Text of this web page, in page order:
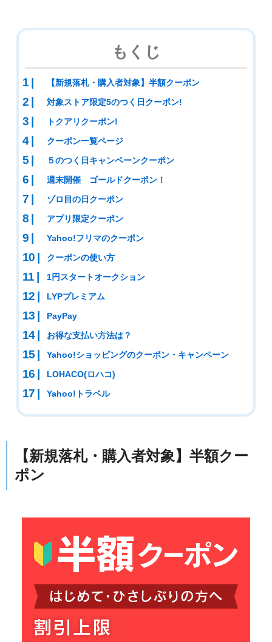
もくじ
【新規落札・購入者対象】半額クーポン
対象ストア限定5のつく日クーポン!
トクアリクーポン!
クーポン一覧ページ
５のつく日キャンペーンクーポン
週末開催 ゴールドクーポン！
ゾロ目の日クーポン
アプリ限定クーポン
Yahoo!フリマのクーポン
クーポンの使い方
1円スタートオークション
LYPプレミアム
PayPay
お得な支払い方法は？
Yahoo!ショッピングのクーポン・キャンペーン
LOHACO(ロハコ)
Yahoo!トラベル
【新規落札・購入者対象】半額クー
ポン